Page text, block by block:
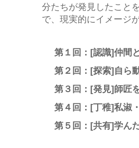
分たちが発見したこと
で、現実的にイメージ
第１回：[認識]仲間
第２回：[探索]自ら
第３回：[発見]師匠
第４回：[丁稚]私淑
第５回：[共有]学ん